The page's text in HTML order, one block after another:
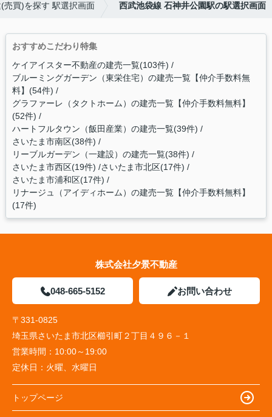
売買)を探す 駅選択画面 西武池袋線 石神井公園駅の駅選択画面
おすすめこだわり特集
ケイアイスター不動産の建売一覧(103件)
ブルーミングガーデン（東栄住宅）の建売一覧【仲介手数料無
料】(54件)
グラファーレ（タクトホーム）の建売一覧【仲介手数料無料】
(52件)
ハートフルタウン（飯田産業）の建売一覧(39件)
さいたま市南区(38件)
リーブルガーデン（一建設）の建売一覧(38件)
さいたま市西区(19件) さいたま市北区(17件)
さいたま市浦和区(17件)
リナージュ（アイディホーム）の建売一覧【仲介手数料無料】
(17件)
株式会社夕景不動産
048-665-5152 お問い合わせ
〒331-0825
埼玉県さいたま市北区櫛引町２丁目４９６－１
営業時間： 10:00～19:00
定休日： 火曜、水曜日
トップページ